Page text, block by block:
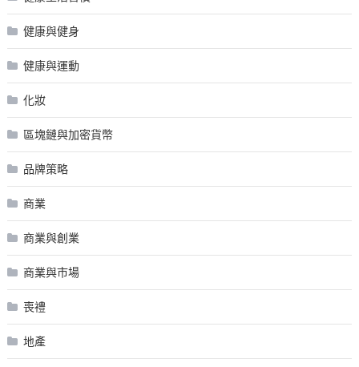
健康與健身
健康與運動
化妝
區塊鏈與加密貨幣
品牌策略
商業
商業與創業
商業與市場
喪禮
地產